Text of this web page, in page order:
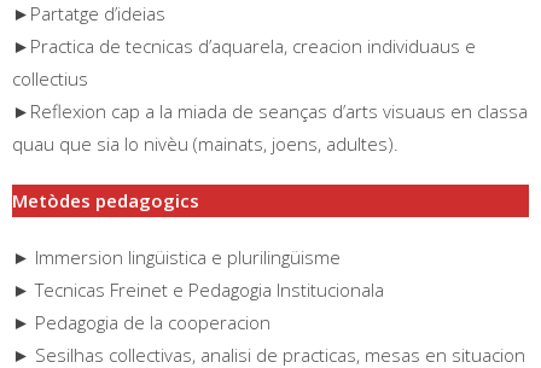
►Partatge d’ideias
►Practica de tecnicas d’aquarela, creacion individuaus e
collectius
►Reflexion cap a la miada de seanças d’arts visuaus en classa
quau que sia lo nivèu (mainats, joens, adultes).
Metòdes pedagogics
► Immersion lingüistica e plurilingüisme
► Tecnicas Freinet e Pedagogia Institucionala
► Pedagogia de la cooperacion
► Sesilhas collectivas, analisi de practicas, mesas en situacion